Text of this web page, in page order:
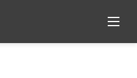
القائمة